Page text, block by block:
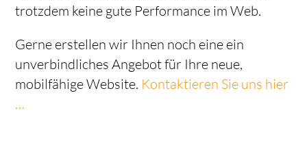
trotzdem keine gute Performance im Web.
Gerne erstellen wir Ihnen noch eine ein
unverbindliches Angebot für Ihre neue,
mobilfähige Website. Kontaktieren Sie uns hier
…